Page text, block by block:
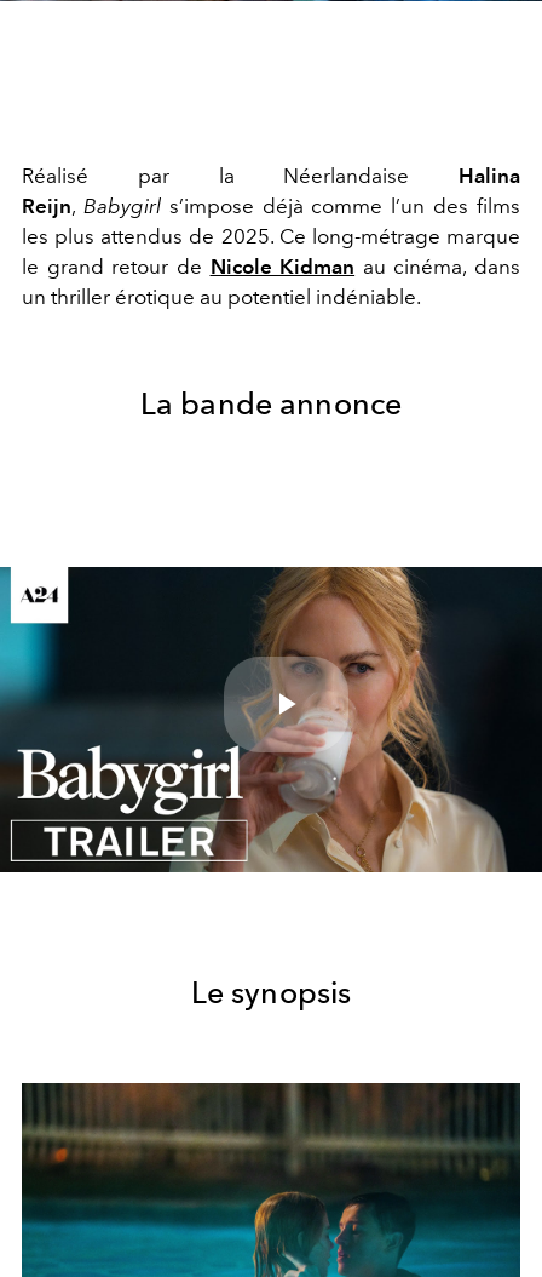
Réalisé par la Néerlandaise
Halina
Reijn, Babygirl s’impose déjà comme l’un des films
les plus attendus de 2025. Ce long-métrage marque
le grand retour de Nicole Kidman au cinéma, dans
un thriller érotique au potentiel indéniable.
La bande annonce
Play
Video
Le synopsis